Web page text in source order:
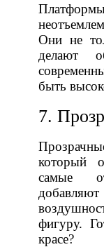
Они не
делают
быть
7.
который
самые
фигуру.
красе?